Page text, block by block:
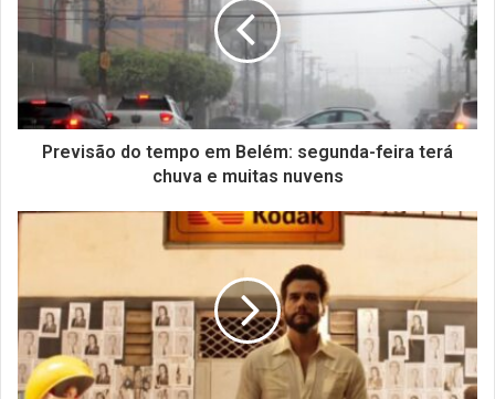
Previsão do tempo em Belém: segunda-feira terá
chuva e muitas nuvens